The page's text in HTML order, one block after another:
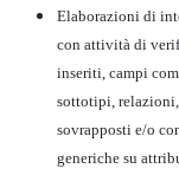
Elaborazioni di
con attività di
inseriti, campi
sottotipi,
sovrapposti e/o
generiche su